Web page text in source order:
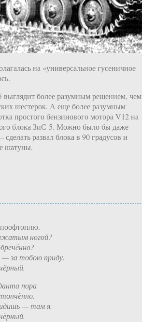
на «универсальное гусеничное
более разумным решением, чем
шестерок. А еще более разумным
простого бензинового мотора V12 на
блока ЗиС-5. Можно было бы даже
развал блока в 90 градусов и
шатуны.
ногой?
за тобою приду.
пора
— там я.